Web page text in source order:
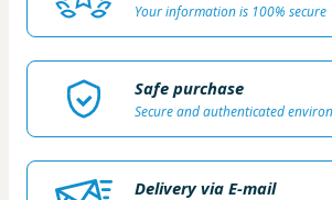
Your information is 100% secure
Safe purchase
Secure and authenticated
Delivery via E-mail